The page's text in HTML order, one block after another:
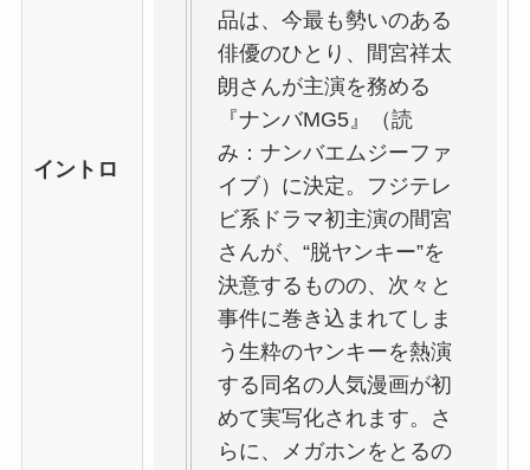
イントロ
品は、今最も勢いのある
俳優のひとり、間宮祥太
朗さんが主演を務める
『ナンバMG5』（読
み：ナンバエムジーファ
イブ）に決定。フジテレ
ビ系ドラマ初主演の間宮
さんが、“脱ヤンキー”を
決意するものの、次々と
事件に巻き込まれてしま
う生粋のヤンキーを熱演
する同名の人気漫画が初
めて実写化されます。さ
らに、メガホンをとるの